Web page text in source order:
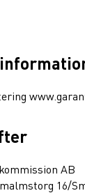
AB
16/